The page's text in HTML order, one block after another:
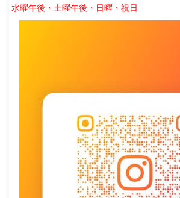
水曜午後・土曜午後・日曜・祝日